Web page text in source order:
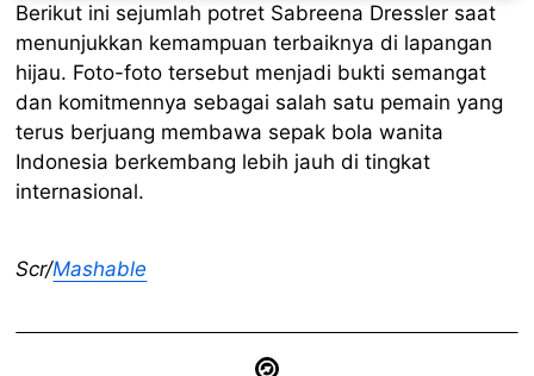
Berikut ini sejumlah potret Sabreena Dressler saat
menunjukkan kemampuan terbaiknya di lapangan
hijau. Foto-foto tersebut menjadi bukti semangat
dan komitmennya sebagai salah satu pemain yang
terus berjuang membawa sepak bola wanita
Indonesia berkembang lebih jauh di tingkat
internasional.
Scr/Mashable